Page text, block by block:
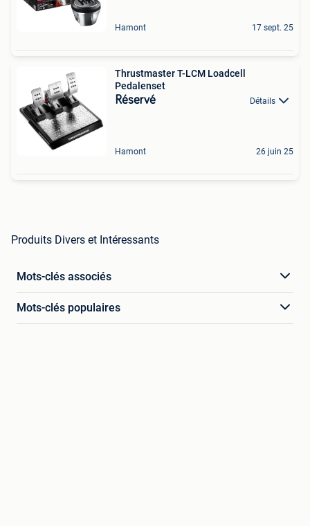
Hamont 17 sept. 25
Thrustmaster T-LCM Loadcell
Pedalenset
Réservé Détails
Hamont 26 juin 25
Produits Divers et Intéressants
Mots-clés associés
Mots-clés populaires